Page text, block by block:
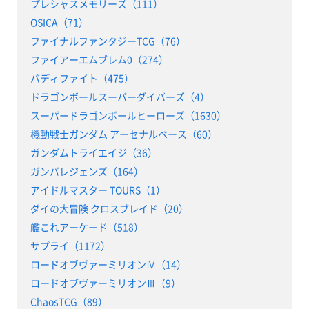
プレシャスメモリーズ（111）
OSICA（71）
ファイナルファンタジーTCG（76）
ファイアーエムブレム0（274）
バディファイト（475）
ドラゴンボールスーパーダイバーズ（4）
スーパードラゴンボールヒーローズ（1630）
機動戦士ガンダム アーセナルベース（60）
ガンダムトライエイジ（36）
ガンバレジェンズ（164）
アイドルマスター TOURS（1）
ダイの大冒険 クロスブレイド（20）
艦これアーケード（518）
サプライ（1172）
ロードオブヴァーミリオンⅣ（14）
ロードオブヴァーミリオンⅢ（9）
ChaosTCG（89）